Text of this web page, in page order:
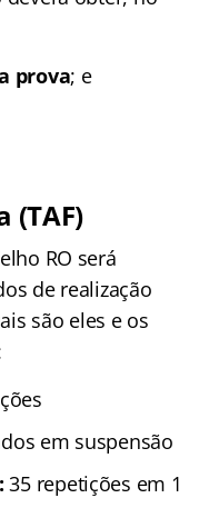
prova; e
(TAF)
RO será
de realização
são eles e os
em suspensão
35 repetições em 1